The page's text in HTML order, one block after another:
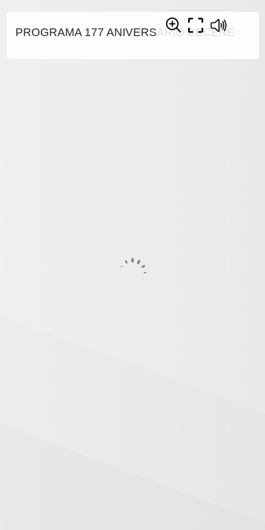
PROGRAMA 177 ANIVERSARIO BECENE